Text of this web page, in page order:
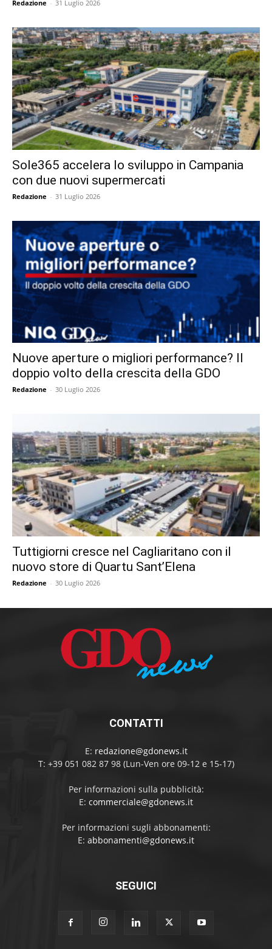
Redazione - 31 Luglio 2026
Sole365 accelera lo sviluppo in Campania
con due nuovi supermercati
Redazione - 31 Luglio 2026
Nuove aperture o migliori performance? Il
doppio volto della crescita della GDO
Redazione - 30 Luglio 2026
Tuttigiorni cresce nel Cagliaritano con il
nuovo store di Quartu Sant’Elena
Redazione - 30 Luglio 2026
CONTATTI
E: redazione@gdonews.it
T: +39 051 082 87 98 (Lun-Ven ore 09-12 e 15-17)
Per informazioni sulla pubblicità:
E: commerciale@gdonews.it
Per informazioni sugli abbonamenti:
E: abbonamenti@gdonews.it
SEGUICI